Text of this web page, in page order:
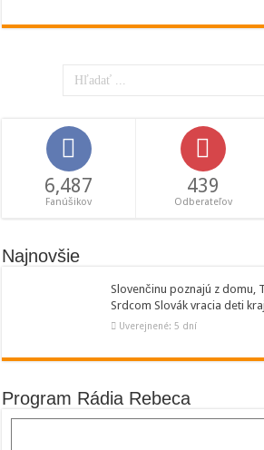
6,487
Fanúšikov
439
Odberateľov
Najnovšie
Slovenčinu poznajú z domu,
Srdcom Slovák vracia deti
Uverejnené: 5 dní
Program Rádia Rebeca